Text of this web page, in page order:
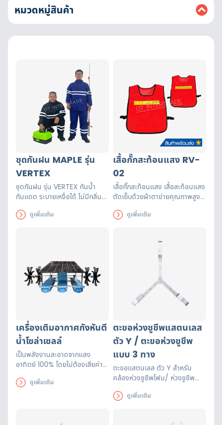
หมวดหมู่สินค้า
ชุดกันฝน MAPLE รุ่น
VERTEX
ชุดกันฝน รุ่น VERTEX กันน้ำ
กันแดด ระบายเหงื่อได้ ไม่มีกลิ่น
เจ้าเดียวในประเทศไทย เพิ่มแถบ
ดูเพิ่มเติม
เสื้อกั๊กสะท้อนแสง RV-
02
เสื้อกั๊กสะท้อนแสง เสื้อสะท้อนแสง
ตัดเย็บด้วยผ้าตาข่ายคุณภาพสูงฝี
รับรองมาตรฐาน EN471 ใช้งานได้
ดูเพิ่มเติม
เครื่องเติมอากาศกังหันตี
น้ำโซล่าเซลล์
เป็นพลังงานสะอาดจากแสง
อาทิตย์ 100% โดยไม่ต้องเสียค่า
ประหยัดค่าใช้จ่าย
ดูเพิ่มเติม
ตะขอห่วงชูชีพแสตนเลส
ตัว Y / ตะขอห่วงชูชีพ
แบบ 3 ทาง
ตะขอแสตนเลส ตัว Y สำหรับ
คล้องห่วงชูชีพโฟม/ ห่วงชูชีพ
งาน ดูเพิ่มเติม